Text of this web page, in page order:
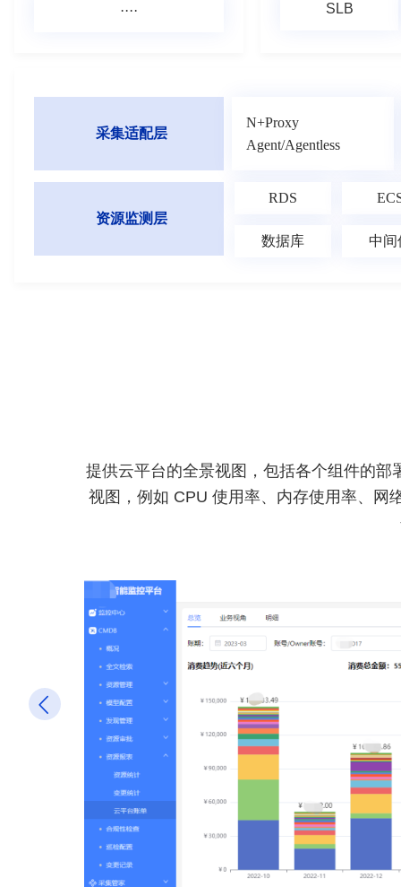
···· SLB
采集适配层
N+Proxy
Agent/Agentless
资源监测层
RDS
数据库 中间
提供云平台的全景视图，包括各个组件的
视图，例如 CPU 使用率、内存使用率、网